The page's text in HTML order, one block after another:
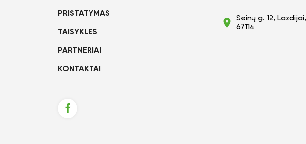
PRISTATYMAS
TAISYKLĖS
PARTNERIAI
KONTAKTAI
Seinų g. 12, Lazdijai,
67114